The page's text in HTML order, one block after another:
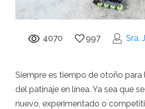
4070 997 Sra.
Siempre es tiempo de otoño para
del patinaje en línea. Ya sea que
nuevo, experimentado o